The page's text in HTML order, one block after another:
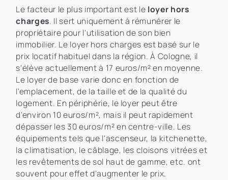
Le facteur le plus important est le loyer hors
charges. Il sert uniquement à rémunérer le
propriétaire pour l'utilisation de son bien
immobilier. Le loyer hors charges est basé sur le
prix locatif habituel dans la région. À Cologne, il
s'élève actuellement à 17 euros/m² en moyenne.
Le loyer de base varie donc en fonction de
l'emplacement, de la taille et de la qualité du
logement. En périphérie, le loyer peut être
d'environ 10 euros/m², mais il peut rapidement
dépasser les 30 euros/m² en centre-ville. Les
équipements tels que l'ascenseur, la kitchenette,
la climatisation, le câblage, les cloisons vitrées et
les revêtements de sol haut de gamme, etc. ont
souvent pour effet d'augmenter le prix.